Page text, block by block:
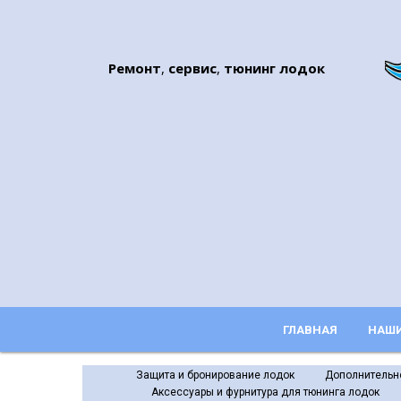
Ремонт, сервис, тюнинг лодок
ГЛАВНАЯ
Защита и бронирование лодок
Аксессуары и фурнитура для тюнинга лодок